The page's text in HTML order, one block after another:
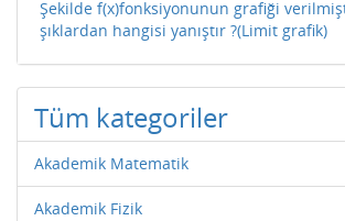
Şekilde f(x)fonksiyonunun grafiği
şıklardan hangisi yanıştır ?(Limit grafik)
Tüm kategoriler
Akademik Matematik
Akademik Fizik